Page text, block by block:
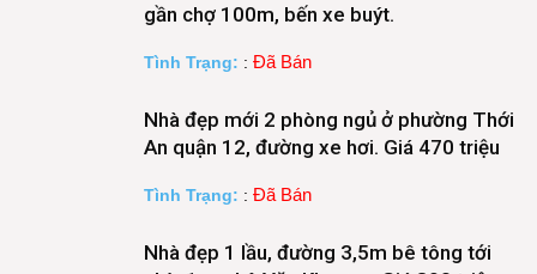
gần chợ 100m, bến xe buýt.
Tình Trạng: : Đã Bán
Nhà đẹp mới 2 phòng ngủ ở phường Thới
An quận 12, đường xe hơi. Giá 470 triệu
Tình Trạng: : Đã Bán
Nhà đẹp 1 lầu, đường 3,5m bê tông tới